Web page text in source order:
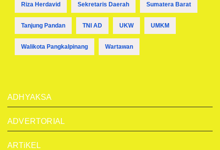
Riza Herdavid Sekretaris Daerah Sumatera Barat
Tanjung Pandan TNI AD UKW UMKM
Walikota Pangkalpinang Wartawan
ADHYAKSA
ADVERTORIAL
ARTiKEL